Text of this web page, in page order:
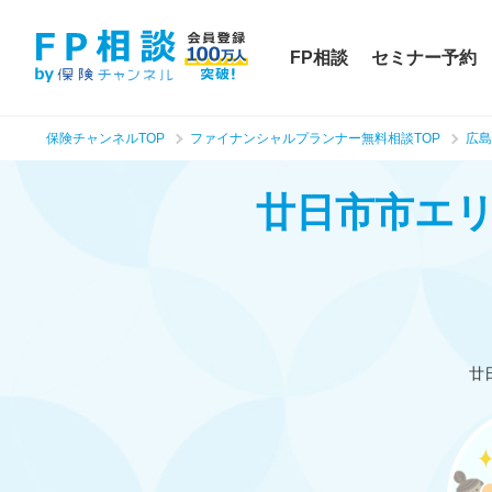
FP相談 セミナー予約
保険チャンネルTOP ファイナンシャルプランナー無料相談TOP 広
廿日市市エ
廿